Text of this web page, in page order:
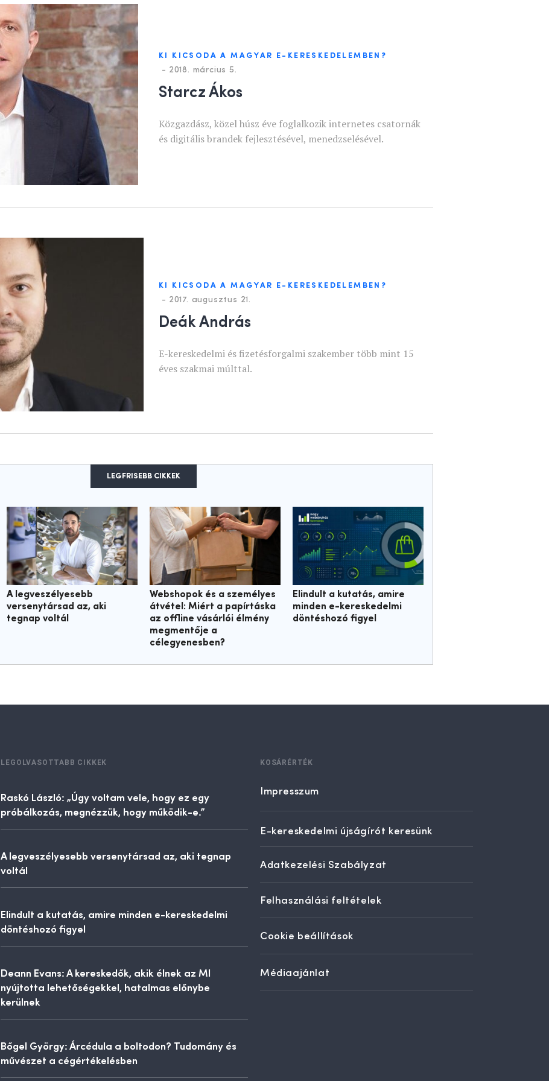
KI KICSODA A MAGYAR E-KERESKEDELEMBEN?
- 2018. március 5.
Starcz Ákos
Közgazdász, közel húsz éve foglalkozik internetes csatornák
és digitális brandek fejlesztésével, menedzselésével.
KI KICSODA A MAGYAR E-KERESKEDELEMBEN?
- 2017. augusztus 21.
Deák András
E-kereskedelmi és fizetésforgalmi szakember több mint 15
éves szakmai múlttal.
LEGFRISEBB CIKKEK
A legveszélyesebb
versenytársad az, aki
tegnap voltál
Webshopok és a személyes
átvétel: Miért a papírtáska
az offline vásárlói élmény
megmentője a
célegyenesben?
Elindult a kutatás, amire
minden e-kereskedelmi
döntéshozó figyel
LEGOLVASOTTABB CIKKEK
Raskó László: „Úgy voltam vele, hogy ez egy
próbálkozás, megnézzük, hogy működik-e.”
A legveszélyesebb versenytársad az, aki tegnap
voltál
Elindult a kutatás, amire minden e-kereskedelmi
döntéshozó figyel
Deann Evans: A kereskedők, akik élnek az MI
nyújtotta lehetőségekkel, hatalmas előnybe
kerülnek
Bőgel György: Árcédula a boltodon? Tudomány és
művészet a cégértékelésben
KOSÁRÉRTÉK
Impresszum
E-kereskedelmi újságírót keresünk
Adatkezelési Szabályzat
Felhasználási feltételek
Cookie beállítások
Médiaajánlat